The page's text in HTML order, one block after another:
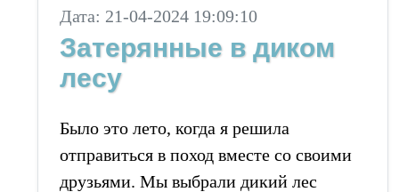
Дата: 21-04-2024 19:09:10
Затерянные в диком
лесу
Было это лето, когда я решила
отправиться в поход вместе со своими
друзьями. Мы выбрали дикий лес